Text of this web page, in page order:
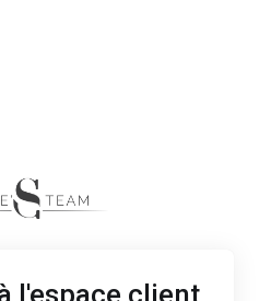
l'espace client